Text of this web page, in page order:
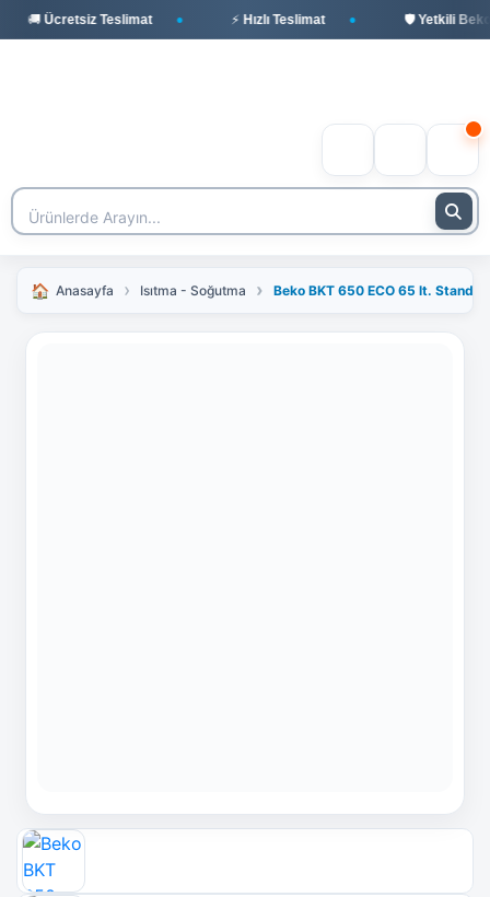
🚚 Ücretsiz Teslimat ⚡ Hızlı Teslimat 🛡️ Yetkili Beko
Anasayfa Isıtma - Soğutma Beko BKT 650 ECO 65 lt.